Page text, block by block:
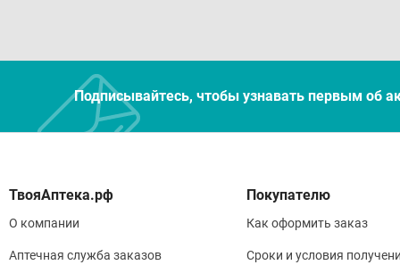
Подписывайтесь, чтобы узнавать первым об
О компании
Аптечная служба заказов
Покупателю
Как оформить заказ
Сроки и условия